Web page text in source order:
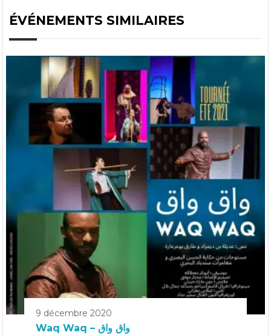
ÉVÉNEMENTS SIMILAIRES
9 décembre 2020
Waq Waq – واق واق